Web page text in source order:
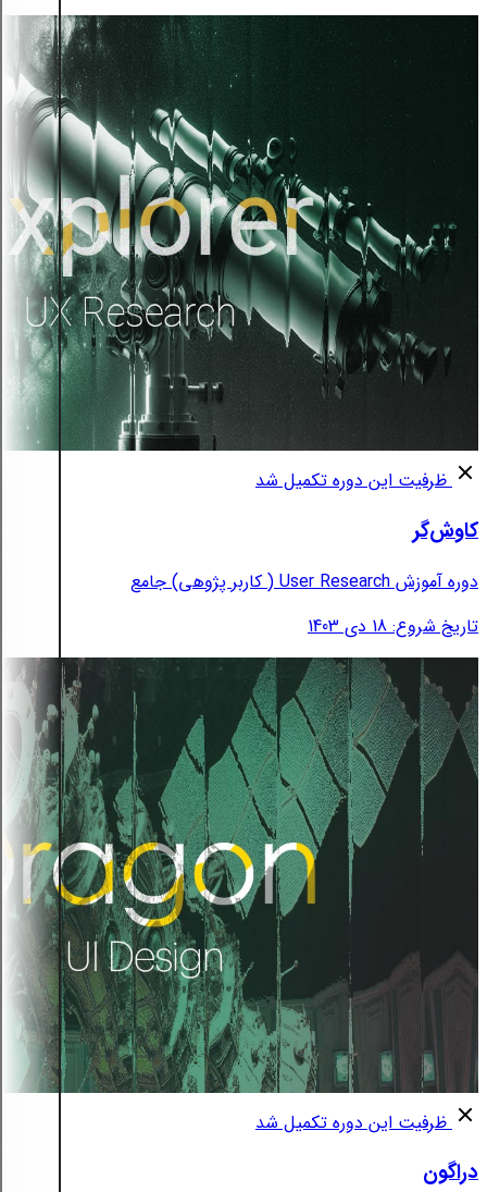
ظرفیت این دوره تکمیل شد
کاوش‌گر
دوره آموزش User Research ( کاربر پژوهی) جامع
تاریخ شروع: 18 دی 1403
ظرفیت این دوره تکمیل شد
دراگون